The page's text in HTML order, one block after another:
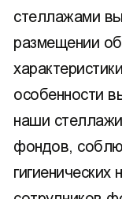
стеллажами
размещении
особенности
наши
фондов,